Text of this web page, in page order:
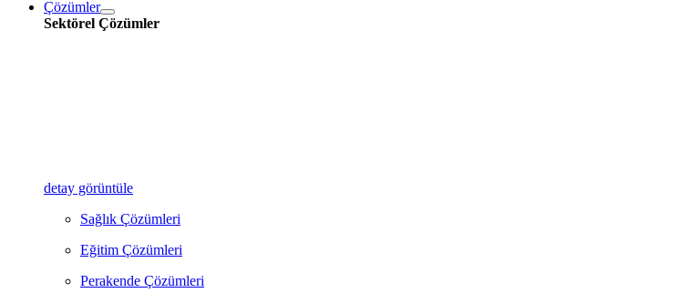
Çözümler
Sektörel Çözümler
detay görüntüle
Sağlık Çözümleri
Eğitim Çözümleri
Perakende Çözümleri